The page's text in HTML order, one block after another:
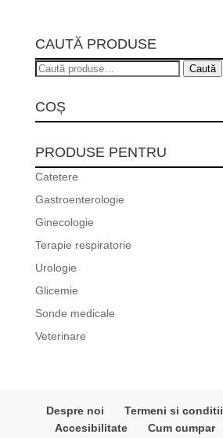
CAUTĂ PRODUSE
Caută
Caută
COȘ
PRODUSE PENTRU
Catetere
Gastroenterologie
Ginecologie
Terapie respiratorie
Urologie
Glicemie
Sonde medicale
Veterinare
Despre noi Termeni si conditii
Accesibilitate
Cum cumpar